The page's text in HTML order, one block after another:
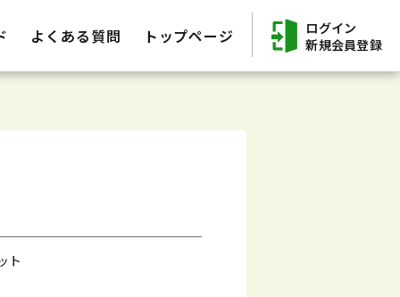
よくある質問 トップページ
ログイン
新規会員登録
ト